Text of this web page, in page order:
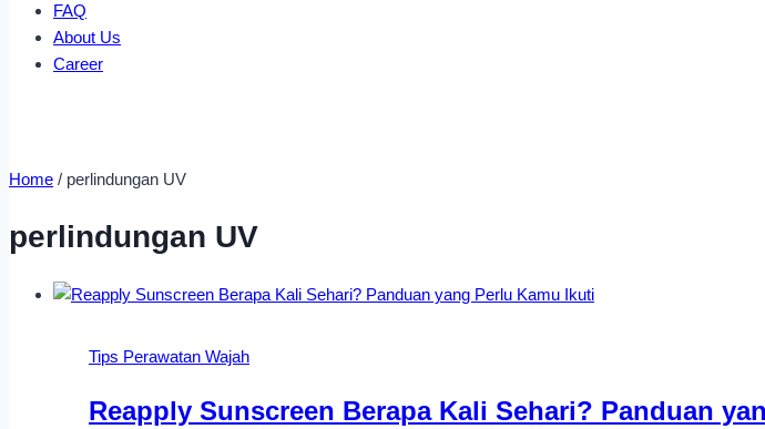
FAQ
About Us
Career
Home / perlindungan UV
perlindungan UV
Tips Perawatan Wajah
Reapply Sunscreen Berapa Kali Sehari? Panduan